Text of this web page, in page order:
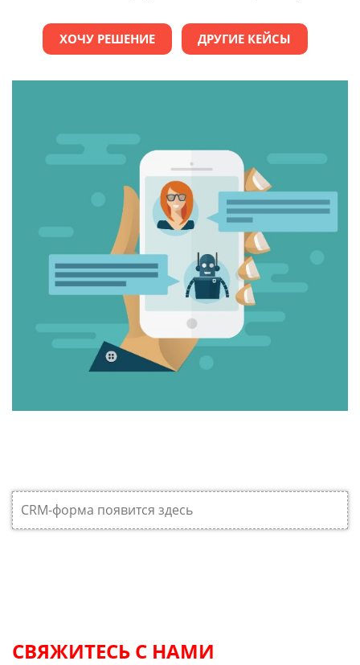
ХОЧУ РЕШЕНИЕ ДРУГИЕ КЕЙСЫ
CRM-форма появится здесь
СВЯЖИТЕСЬ С НАМИ